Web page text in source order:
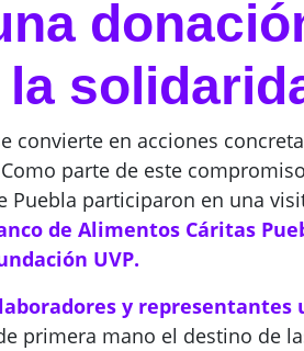
convierte en acciones
parte de este
Puebla participaron en una
de Alimentos Cáritas
UVP.
y representantes
primera mano el destino de